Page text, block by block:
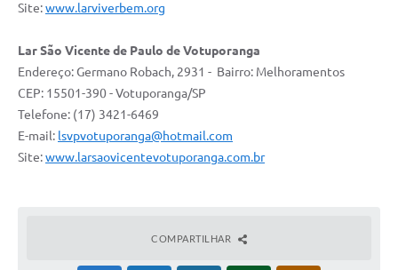
Site:www.larviverbem.org
Lar São Vicente de Paulo de Votuporanga
Endereço: Germano Robach, 2931 - Bairro: Melhoramentos
CEP: 15501-390 - Votuporanga/SP
Telefone: (17) 3421-6469
E-mail: lsvpvotuporanga@hotmail.com
Site:www.larsaovicentevotuporanga.com.br
COMPARTILHAR